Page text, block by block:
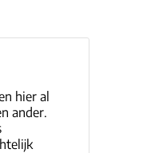
hier al
ander.